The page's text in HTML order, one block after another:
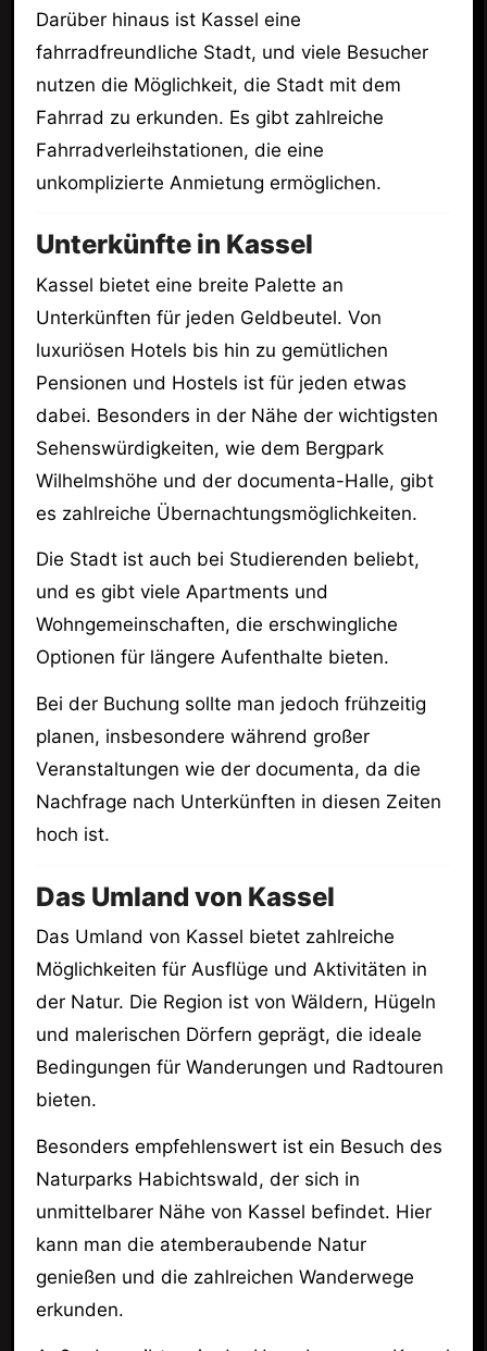
Darüber hinaus ist Kassel eine
fahrradfreundliche Stadt, und viele Besucher
nutzen die Möglichkeit, die Stadt mit dem
Fahrrad zu erkunden. Es gibt zahlreiche
Fahrradverleihstationen, die eine
unkomplizierte Anmietung ermöglichen.
Unterkünfte in Kassel
Kassel bietet eine breite Palette an
Unterkünften für jeden Geldbeutel. Von
luxuriösen Hotels bis hin zu gemütlichen
Pensionen und Hostels ist für jeden etwas
dabei. Besonders in der Nähe der wichtigsten
Sehenswürdigkeiten, wie dem Bergpark
Wilhelmshöhe und der documenta-Halle, gibt
es zahlreiche Übernachtungsmöglichkeiten.
Die Stadt ist auch bei Studierenden beliebt,
und es gibt viele Apartments und
Wohngemeinschaften, die erschwingliche
Optionen für längere Aufenthalte bieten.
Bei der Buchung sollte man jedoch frühzeitig
planen, insbesondere während großer
Veranstaltungen wie der documenta, da die
Nachfrage nach Unterkünften in diesen Zeiten
hoch ist.
Das Umland von Kassel
Das Umland von Kassel bietet zahlreiche
Möglichkeiten für Ausflüge und Aktivitäten in
der Natur. Die Region ist von Wäldern, Hügeln
und malerischen Dörfern geprägt, die ideale
Bedingungen für Wanderungen und Radtouren
bieten.
Besonders empfehlenswert ist ein Besuch des
Naturparks Habichtswald, der sich in
unmittelbarer Nähe von Kassel befindet. Hier
kann man die atemberaubende Natur
genießen und die zahlreichen Wanderwege
erkunden.